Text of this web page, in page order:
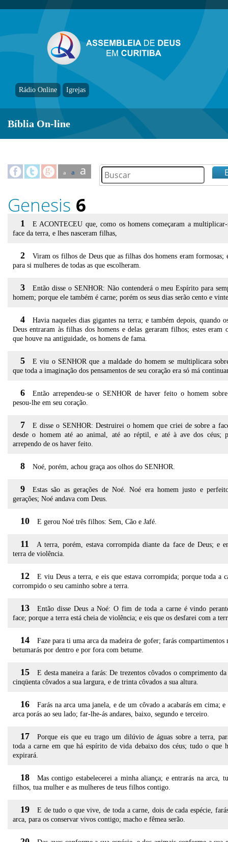
Rádio Online Igrejas
Bíblia On-line
a a a
Genesis 6
1
E ACONTECEU que, como os homens começaram a multiplicar-
face da terra, e lhes nasceram filhas,
2
Viram os filhos de Deus que as filhas dos homens eram formosas;
para si mulheres de todas as que escolheram.
3
Então disse o SENHOR: Não contenderá o meu Espírito para
homem; porque ele também é carne; porém os seus dias serão cento e
4
Havia naqueles dias gigantes na terra; e também depois, quando
Deus entraram às filhas dos homens e delas geraram filhos; estes eram
que houve na antiguidade, os homens de fama.
5
E viu o SENHOR que a maldade do homem se multiplicara
que toda a imaginação dos pensamentos de seu coração era só má
6
Então arrependeu-se o SENHOR de haver feito o homem
pesou-lhe em seu coração.
7
E disse o SENHOR: Destruirei o homem que criei de sobre a
desde o homem até ao animal, até ao réptil, e até à ave dos céus;
arrependo de os haver feito.
8 Noé, porém, achou graça aos olhos do SENHOR.
9
Estas são as gerações de Noé. Noé era homem justo e
gerações; Noé andava com Deus.
10 E gerou Noé três filhos: Sem, Cão e Jafé.
11
A terra, porém, estava corrompida diante da face de Deus; e
terra de violência.
12
E viu Deus a terra, e eis que estava corrompida; porque toda a
corrompido o seu caminho sobre a terra.
13
Então disse Deus a Noé: O fim de toda a carne é vindo
face; porque a terra está cheia de violência; e eis que os desfarei com a
14
Faze para ti uma arca da madeira de gofer; farás compartimentos
betumarás por dentro e por fora com betume.
15
E desta maneira a farás: De trezentos côvados o comprimento
cinqüenta côvados a sua largura, e de trinta côvados a sua altura.
16
Farás na arca uma janela, e de um côvado a acabarás em cima;
arca porás ao seu lado; far-lhe-ás andares, baixo, segundo e terceiro.
17
Porque eis que eu trago um dilúvio de águas sobre a terra,
toda a carne em que há espírito de vida debaixo dos céus; tudo o que
expirará.
18
Mas contigo estabelecerei a minha aliança; e entrarás na arca,
filhos, tua mulher e as mulheres de teus filhos contigo.
19
E de tudo o que vive, de toda a carne, dois de cada espécie,
arca, para os conservar vivos contigo; macho e fêmea serão.